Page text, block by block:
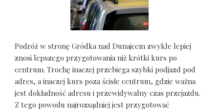
Podróż w stronę Gródka nad Dunajcem zwykle lepiej
znosi lepszego przygotowania niż krótki kurs po
centrum. Trochę inaczej przebiega szybki podjazd pod
adres, a inaczej kurs poza ścisłe centrum, gdzie ważna
jest dokładność adresu i przewidywalny czas przejazdu.
Z tego powodu najrozsądniej jest przygotować